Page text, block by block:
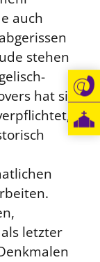
auch
stehen
hat sich
letzter